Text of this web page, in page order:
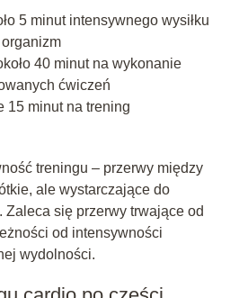
5 minut intensywnego wysiłku
40 minut na wykonanie
ćwiczeń
15 minut na trening
treningu – przerwy między
ale wystarczające do
się przerwy trwające od
od intensywności
wydolności.